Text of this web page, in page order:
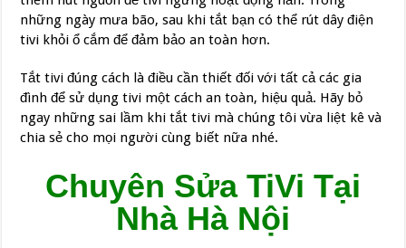
những ngày mưa bão, sau khi tắt bạn có thể rút dây điện
tivi khỏi ổ cắm để đảm bảo an toàn hơn.
Tắt tivi đúng cách là điều cần thiết đối với tất cả các gia
đình để sử dụng tivi một cách an toàn, hiệu quả. Hãy bỏ
ngay những sai lầm khi tắt tivi mà chúng tôi vừa liệt kê và
chia sẻ cho mọi người cùng biết nữa nhé.
Chuyên Sửa TiVi Tại
Nhà Hà Nội